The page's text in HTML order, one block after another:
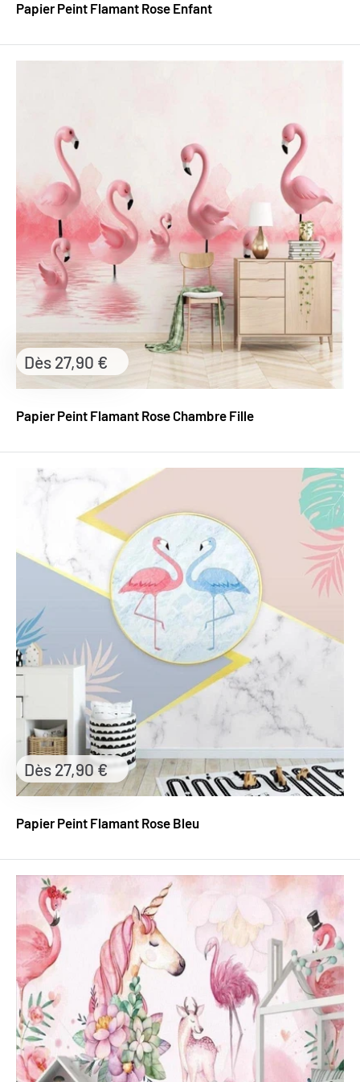
Papier Peint Flamant Rose Enfant
Papier Peint Flamant Rose Chambre Fille
Prix
réduit
Dès 27,90 €
Papier Peint Flamant Rose Bleu
Prix
réduit
Dès 27,90 €